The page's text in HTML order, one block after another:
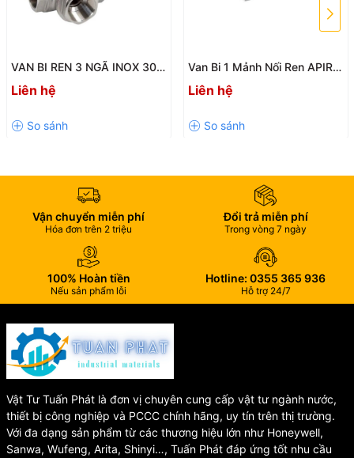
van hơi,...
không sợ gỉ sét theo thời gian.
🌐 Ứng Dụng Thực Tế
Hệ thống tưới tiêu cây trồng
, kết nối giữa ống mềm và
Ứng dụng trong máy nén khí, máy thổi khí.
Dùng trong các hệ thống dẫn nước, dầu, khí tại nhà máy,
xưởng sản xuất .
VAN BI REN 3 NGÃ INOX 304
KIỂU T – CHẤT LƯỢNG CAO,
BỀN BỈ
Liên hệ
Van Bi 1 Mảnh Nối Ren APIRT
Chính Hãng | Inox, Thép – Giá
Tốt
Liên hệ
Vận chuyển miễn phí
Hóa đơn trên 2 triệu
Đổi trả miễn phí
Trong vòng 7 ngày
100% Hoàn tiền
Nếu sản phẩm lỗi
Hotline: 0355 365 936
Hỗ trợ 24/7
Vật Tư Tuấn Phát là đơn vị chuyên cung cấp vật tư ngành nước,
thiết bị công nghiệp và PCCC chính hãng, uy tín trên thị trường.
Với đa dạng sản phẩm từ các thương hiệu lớn như Honeywell,
Sanwa, Wufeng, Arita, Shinyi…, Tuấn Phát đáp ứng tốt nhu cầu